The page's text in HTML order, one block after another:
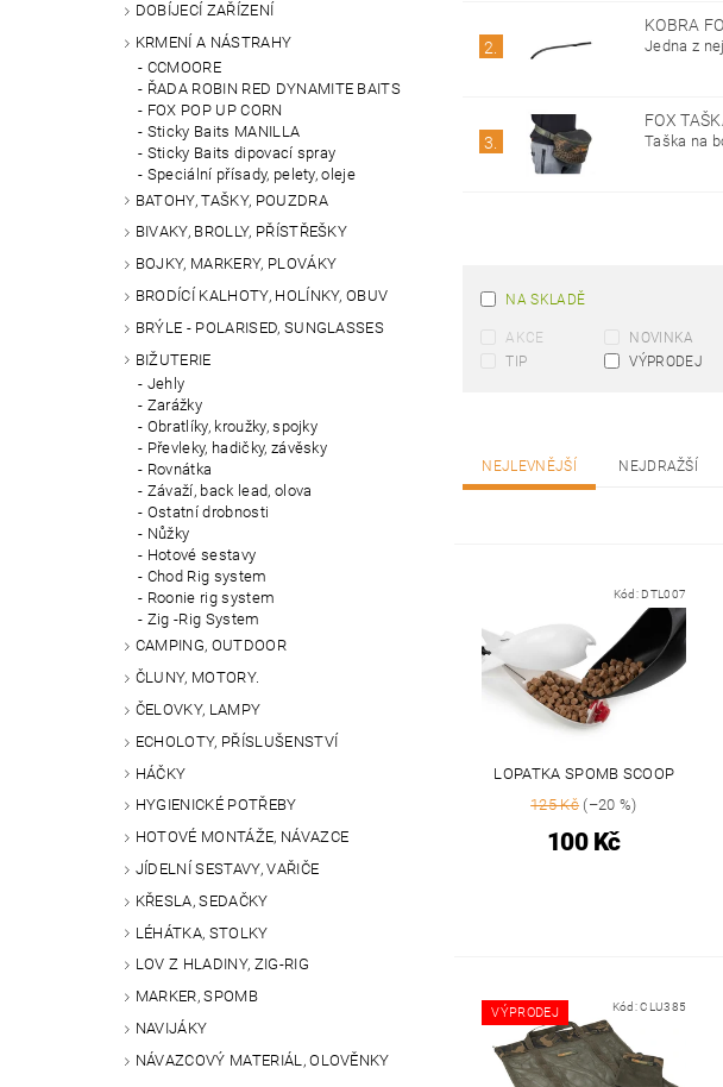
DOBÍJECÍ ZAŘÍZENÍ
KRMENÍ A NÁSTRAHY
CCMOORE
ŘADA ROBIN RED DYNAMITE BAITS
FOX POP UP CORN
Sticky Baits MANILLA
Sticky Baits dipovací spray
Speciální přísady, pelety, oleje
BATOHY, TAŠKY, POUZDRA
BIVAKY, BROLLY, PŘÍSTŘEŠKY
BOJKY, MARKERY, PLOVÁKY
BRODÍCÍ KALHOTY, HOLÍNKY, OBUV
BRÝLE - POLARISED, SUNGLASSES
BIŽUTERIE
Jehly
Zarážky
Obratlíky, kroužky, spojky
Převleky, hadičky, závěsky
Rovnátka
Závaží, back lead, olova
Ostatní drobnosti
Nůžky
Hotové sestavy
Chod Rig system
Roonie rig system
Zig -Rig System
CAMPING, OUTDOOR
ČLUNY, MOTORY.
ČELOVKY, LAMPY
ECHOLOTY, PŘÍSLUŠENSTVÍ
HÁČKY
HYGIENICKÉ POTŘEBY
HOTOVÉ MONTÁŽE, NÁVAZCE
JÍDELNÍ SESTAVY, VAŘIČE
KŘESLA, SEDAČKY
LÉHÁTKA, STOLKY
LOV Z HLADINY, ZIG-RIG
MARKER, SPOMB
NAVIJÁKY
NÁVAZCOVÝ MATERIÁL, OLOVĚNKY
2.
KOBRA
Jedna z
3.
FOX
Taška na
NA SKLADĚ
AKCE
NOVINKA
TIP
VÝPRODEJ
NEJLEVNĚJŠÍ NEJDRAŽŠÍ
Kód: DTL007
LOPATKA SPOMB SCOOP
125 Kč (–20 %)
100 Kč
VÝPRODEJ Kód:CLU385